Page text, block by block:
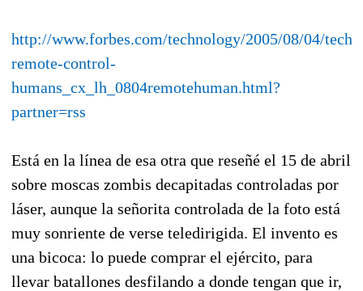
http://www.forbes.com/technology/2005/08/04/
remote-control-
humans_cx_lh_0804remotehuman.html?
partner=rss
Está en la línea de esa otra que reseñé el 15 de abril
sobre moscas zombis decapitadas controladas por
láser, aunque la señorita controlada de la foto está
muy sonriente de verse teledirigida. El invento es
una bicoca: lo puede comprar el ejército, para
llevar batallones desfilando a donde tengan que ir,